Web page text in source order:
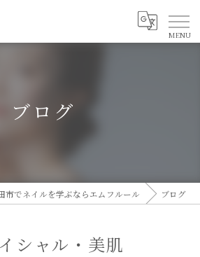
ブログ
市でネイルを学ぶならエムフルール ブログ
シャル・美肌